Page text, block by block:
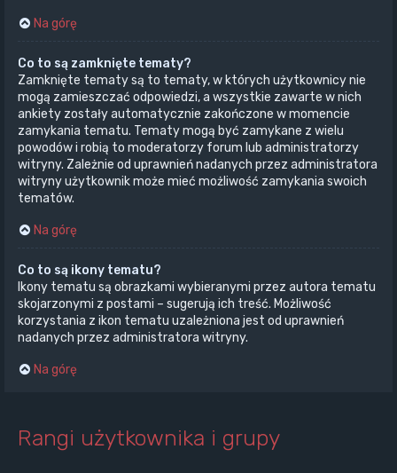
Na górę
Co to są zamknięte tematy?
Zamknięte tematy są to tematy, w których użytkownicy nie
mogą zamieszczać odpowiedzi, a wszystkie zawarte w nich
ankiety zostały automatycznie zakończone w momencie
zamykania tematu. Tematy mogą być zamykane z wielu
powodów i robią to moderatorzy forum lub administratorzy
witryny. Zależnie od uprawnień nadanych przez administratora
witryny użytkownik może mieć możliwość zamykania swoich
tematów.
Na górę
Co to są ikony tematu?
Ikony tematu są obrazkami wybieranymi przez autora tematu
skojarzonymi z postami – sugerują ich treść. Możliwość
korzystania z ikon tematu uzależniona jest od uprawnień
nadanych przez administratora witryny.
Na górę
Rangi użytkownika i grupy